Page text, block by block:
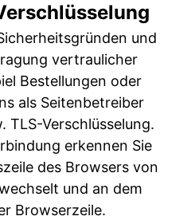
und
vertraulicher
Bestellungen oder
als Seitenbetreiber
TLS-Verschlüsselung.
erkennen Sie
des Browsers von
und an dem
Browserzeile.